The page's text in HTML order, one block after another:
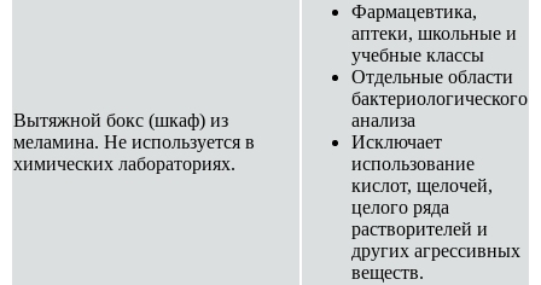
Вытяжной бокс (шкаф) из
меламина. Не используется в
химических лабораториях.
Фармацевтика,
аптеки, школьные и
учебные классы
Отдельные области
бактериологического
анализа
Исключает
использование
кислот, щелочей,
целого ряда
растворителей и
других агрессивных
веществ.